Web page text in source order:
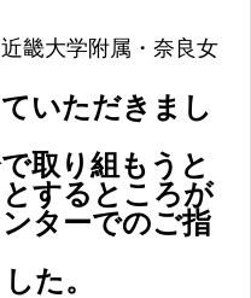
畿大学附属・奈良女
いただきまし
取り組もうと
するところが
ターでのご指
た。